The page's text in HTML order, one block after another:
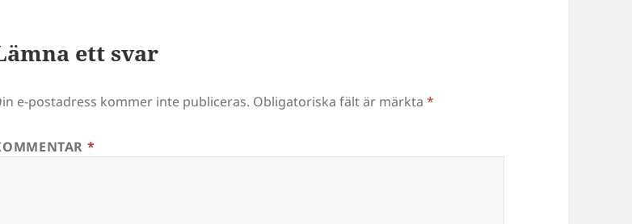
ett svar
e-postadress kommer inte publiceras. Obligatoriska fält är märkta*
*